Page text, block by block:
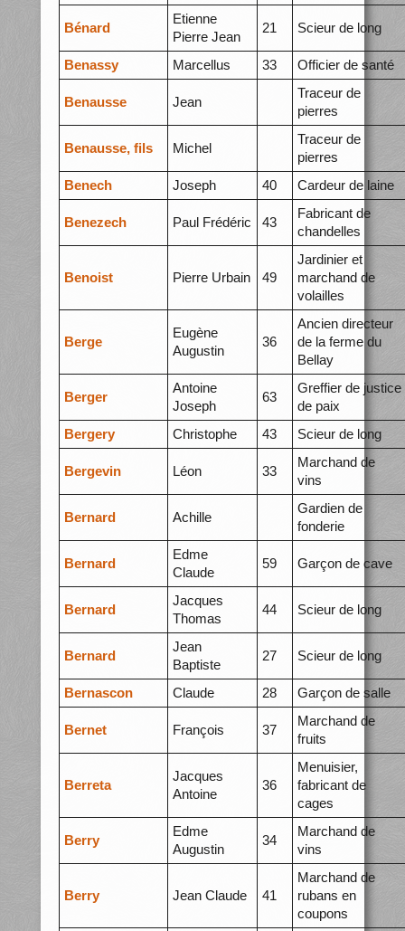
Bénard
Etienne
Pierre Jean
21 Scieur de long
Benassy Marcellus 33 Officier de santé
Benausse Jean
Traceur de
pierres
Benausse, fils Michel
Traceur de
pierres
Benech
Joseph 40 Cardeur de laine
Benezech Paul Frédéric 43
Fabricant de
chandelles
Benoist Pierre Urbain 49
Jardinier et
marchand de
volailles
Berge
Eugène
Augustin
36
Ancien directeur
de la ferme du
Bellay
Berger
Antoine
Joseph
63
Greffier de justice
de paix
Bergery
Christophe 43 Scieur de long
Bergevin Léon 33
Marchand de
vins
Bernard Achille
Gardien de
fonderie
Bernard
Edme
Claude
59 Garçon de cave
Bernard
Jacques
Thomas
44 Scieur de long
Bernard
Jean
Baptiste
27 Scieur de long
Bernascon Claude 28 Garçon de salle
Bernet François 37
Marchand de
fruits
Berreta
Jacques
Antoine
36
Menuisier,
fabricant de
cages
Berry
Edme
Augustin
34
Marchand de
vins
Berry Jean Claude 41
Marchand de
rubans en
coupons